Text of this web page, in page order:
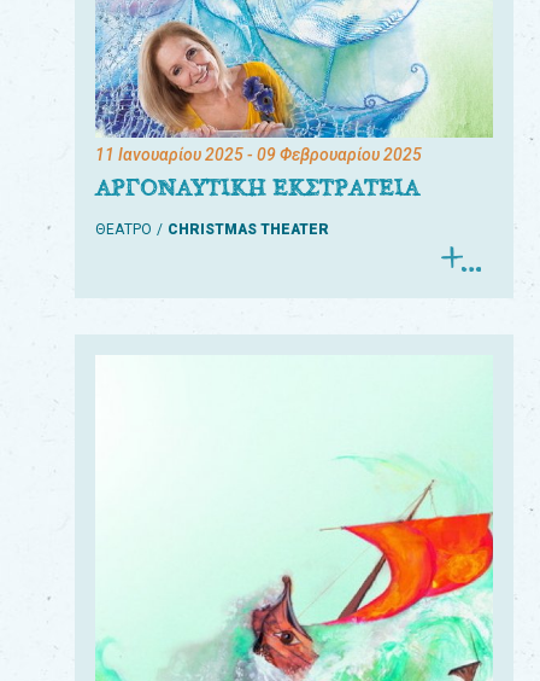
11 Ιανουαρίου 2025- 09 Φεβρουαρίου 2025
ΑΡΓΟΝΑΥΤΙΚΗ ΕΚΣΤΡΑΤΕΙΑ
ΘΕΑΤΡΟ CHRISTMAS THEATER